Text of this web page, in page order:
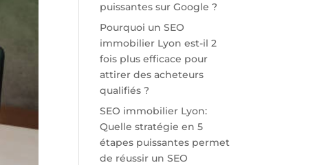
puissantes sur Google ?
Pourquoi un SEO
immobilier Lyon est-il 2
fois plus efficace pour
attirer des acheteurs
qualifiés ?
SEO immobilier Lyon:
Quelle stratégie en 5
étapes puissantes permet
de réussir un SEO